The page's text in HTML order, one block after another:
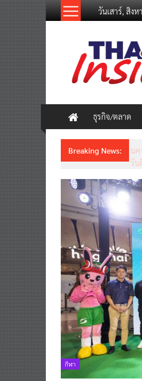
วันเสาร์, สิง
Thailand
Inside
New
ธุรกิจ/ตลาด
Breaking News: ชว
กีฬา